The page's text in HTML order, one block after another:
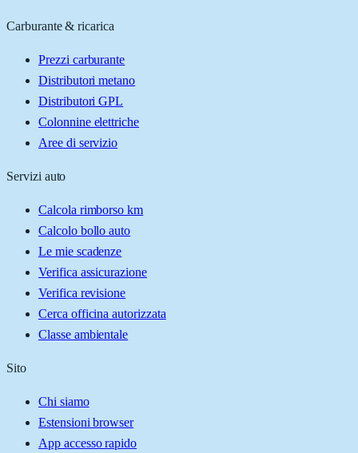
Carburante & ricarica
Prezzi carburante
Distributori metano
Distributori GPL
Colonnine elettriche
Aree di servizio
Servizi auto
Calcola rimborso km
Calcolo bollo auto
Le mie scadenze
Verifica assicurazione
Verifica revisione
Cerca officina autorizzata
Classe ambientale
Sito
Chi siamo
Estensioni browser
App accesso rapido